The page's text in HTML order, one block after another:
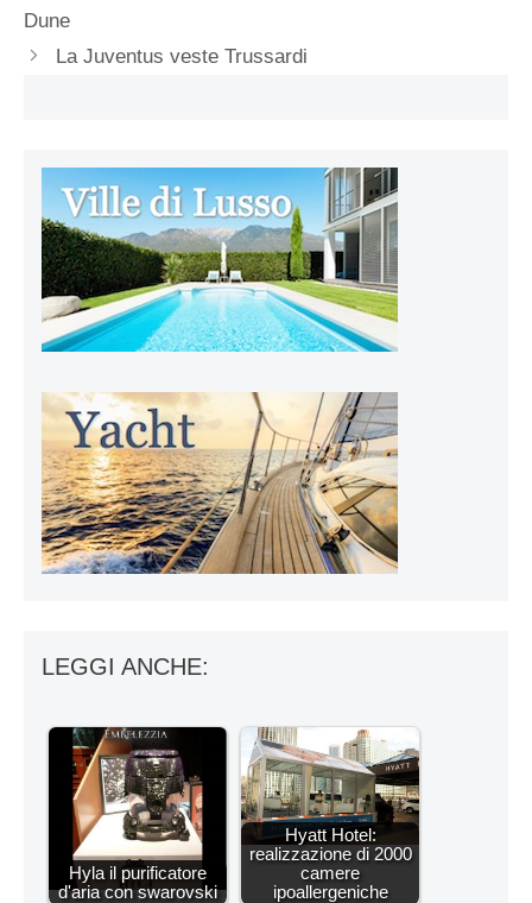
Dune
La Juventus veste Trussardi
LEGGI ANCHE:
Hyla il purificatore
d'aria con swarovski
Hyatt Hotel:
realizzazione di 2000
camere
ipoallergeniche